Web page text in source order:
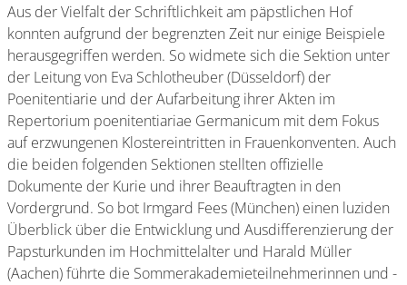
Aus der Vielfalt der Schriftlichkeit am päpstlichen Hof
konnten aufgrund der begrenzten Zeit nur einige Beispiele
herausgegriffen werden. So widmete sich die Sektion unter
der Leitung von Eva Schlotheuber (Düsseldorf) der
Poenitentiarie und der Aufarbeitung ihrer Akten im
Repertorium poenitentiariae Germanicum mit dem Fokus
auf erzwungenen Klostereintritten in Frauenkonventen. Auch
die beiden folgenden Sektionen stellten offizielle
Dokumente der Kurie und ihrer Beauftragten in den
Vordergrund. So bot Irmgard Fees (München) einen luziden
Überblick über die Entwicklung und Ausdifferenzierung der
Papsturkunden im Hochmittelalter und Harald Müller
(Aachen) führte die Sommerakademieteilnehmerinnen und -